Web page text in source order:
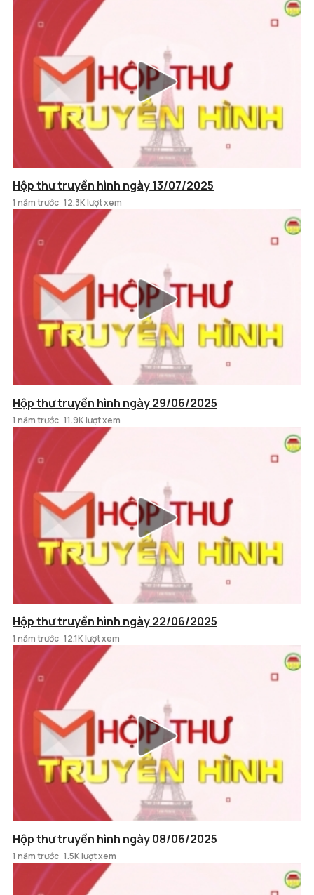
Hộp thư truyền hình ngày 13/07/2025
1 năm trước 12.3K lượt xem
Hộp thư truyền hình ngày 29/06/2025
1 năm trước 11.9K lượt xem
Hộp thư truyền hình ngày 22/06/2025
1 năm trước 12.1K lượt xem
Hộp thư truyền hình ngày 08/06/2025
1 năm trước 1.5K lượt xem